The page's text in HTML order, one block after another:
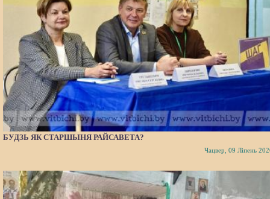
БУДЗЬ ЯК СТАРШЫНЯ РАЙСАВЕТА?
Чацвер, 09 Ліпень